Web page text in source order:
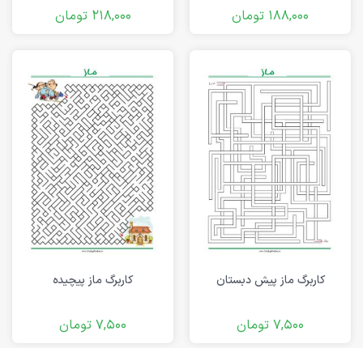
188,000 تومان 218,000 تومان
کاربرگ ماز پیش دبستان
7,500 تومان
کاربرگ ماز پیچیده
7,500 تومان